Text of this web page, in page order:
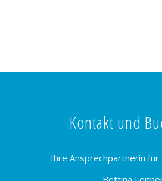
Kontakt und
Ihre Ansprechpartnerin für